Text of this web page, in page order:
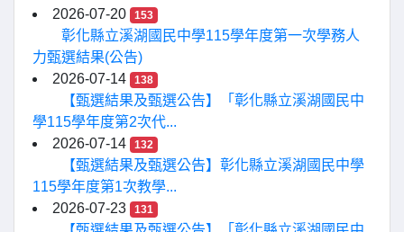
2026-07-20
153
彰化縣立溪湖國民中學115學年度第一次學務人
力甄選結果(公告)
2026-07-14
138
【甄選結果及甄選公告】「彰化縣立溪湖國民中
學115學年度第2次代...
2026-07-14
132
【甄選結果及甄選公告】彰化縣立溪湖國民中學
115學年度第1次教學...
2026-07-23
131